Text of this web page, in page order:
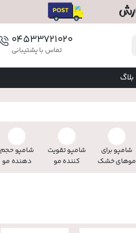
۰۴۵۳۳۷۲۱۰۲۰
تماس با پشتیبانی
بلاگ
شامپو برای
موهای خشک
شامپو تقویت
کننده مو
شامپو حجم‌
دهنده مو